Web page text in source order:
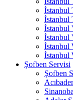
İstanbul
İstanbul
İstanbul
İstanbul
İstanbul
İstanbul
Şofben Servisi
Şofben